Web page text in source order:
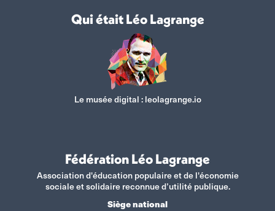
Qui était Léo Lagrange
Le musée digital : leolagrange.io
Fédération Léo Lagrange
Association d'éducation populaire et de l'économie
sociale et solidaire reconnue d’utilité publique.
Siège national